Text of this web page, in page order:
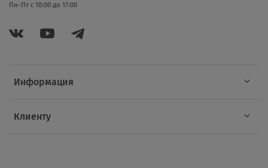
Информация
Клиенту
Пн-Пт с 10:00 до 17:00